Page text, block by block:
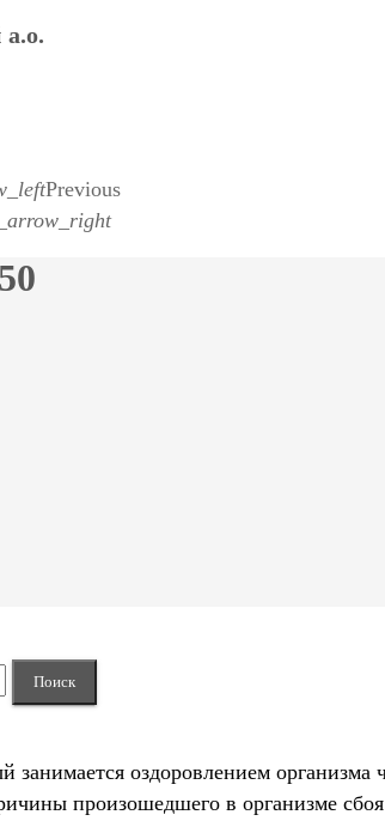
Previous
оздоровлением организма
произошедшего в организме